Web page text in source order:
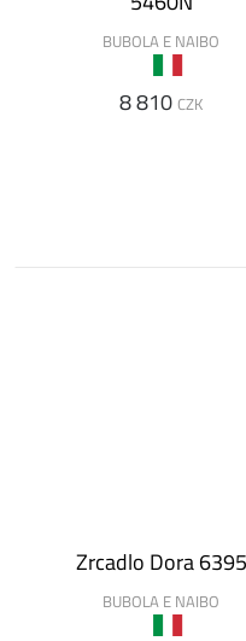
BUBOLA E NAIBO
8 810 CZK
Zrcadlo Dora 6395
BUBOLA E NAIBO